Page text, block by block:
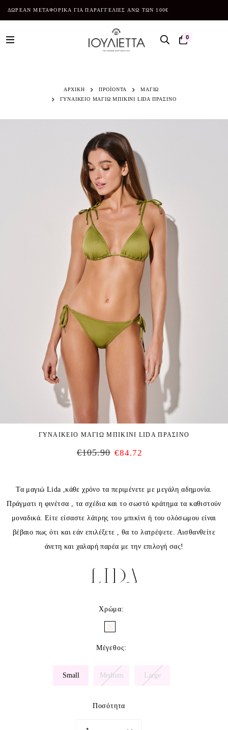
ΔΩΡΕΑΝ ΜΕΤΑΦΟΡΙΚΑ ΓΙΑ ΠΑΡΑΓΓΕΛΙΕΣ ΑΝΩ ΤΩΝ 100€
0
ΑΡΧΙΚΗ ΠΡΟΪΌΝΤΑ
ΜΑΓΙΩ
ΓΥΝΑΙΚΕΙΟ ΜΑΓΙΩ ΜΠΙΚΙΝΙ LIDA ΠΡΑΣΙΝΟ
ΓΥΝΑΙΚΕΙΟ ΜΑΓΙΩ ΜΠΙΚΙΝΙ LIDA ΠΡΑΣΙΝΟ
€105.90 €84.72
Τα μαγιώ Lida ,κάθε χρόνο τα περιμένετε με μεγάλη αδημονία.
Πράγματι η φινέτσα , τα σχέδια και το σωστό κράτημα τα καθιστούν
μοναδικά. Είτε είσαστε λάτρης του μπικίνι ή του ολόσωμου είναι
βέβαιο πως ότι και εάν επιλέξετε , θα το λατρέψετε. Αισθανθείτε
άνετη και χαλαρή παρέα με την επιλογή σας!
Χρώμα:
Μέγεθος:
Small Medium Large
Ποσότητα